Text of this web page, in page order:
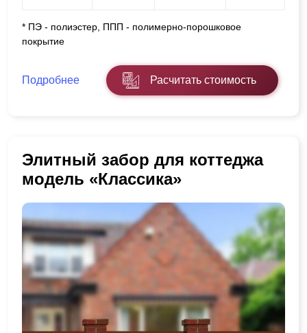
* ПЭ - полиэстер, ППП - полимерно-порошковое
покрытие
Подробнее Расчитать стоимость
Элитный забор для коттеджа
модель «Классика»